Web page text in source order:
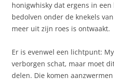
honigwhisky dat ergens in
bedolven onder de knekels
meer uit zijn roes is ontwaakt.
Er is evenwel een lichtpunt:
verborgen schat, maar moet
delen. Die komen